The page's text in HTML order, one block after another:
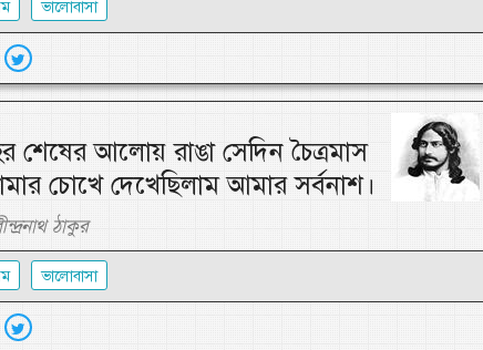
ভালোবাসা
শেষের আলোয় রাঙা সেদিন চৈত্রমাস
চোখে দেখেছিলাম আমার সর্বনাশ।
ঠাকুর
ভালোবাসা